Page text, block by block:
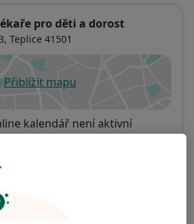
pro děti a dorost
Teplice 41501
Přiblížit mapuse otevře v nové záložce
kalendář není aktivní
návštěvy)
přijímá pacienty na pojišťovnu